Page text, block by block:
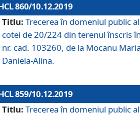
860/10.12.2019
Titlu: Trecerea în domeniul public
cotei de 20/224 din terenul înscris
nr. cad. 103260, de la Mocanu
Daniela-Alina.
859/10.12.2019
Titlu: Trecerea în domeniul public